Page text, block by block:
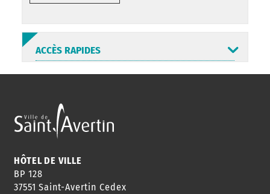
ACCÈS RAPIDES
ANNUAIRE
HORAIRES
HÔTEL DE VILLE
BP 128
37551 Saint-Avertin Cedex